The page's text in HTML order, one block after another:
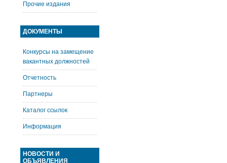
Прочие издания
ДОКУМЕНТЫ
Конкурсы на замещение
вакантных должностей
Отчетность
Партнеры
Каталог ссылок
Информация
НОВОСТИ И
ОБЪЯВЛЕНИЯ